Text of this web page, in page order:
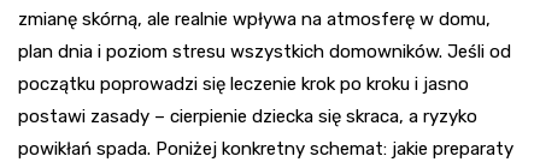
zmianę skórną, ale realnie wpływa na atmosferę w domu,
plan dnia i poziom stresu wszystkich domowników. Jeśli od
początku poprowadzi się leczenie krok po kroku i jasno
postawi zasady – cierpienie dziecka się skraca, a ryzyko
powikłań spada. Poniżej konkretny schemat: jakie preparaty